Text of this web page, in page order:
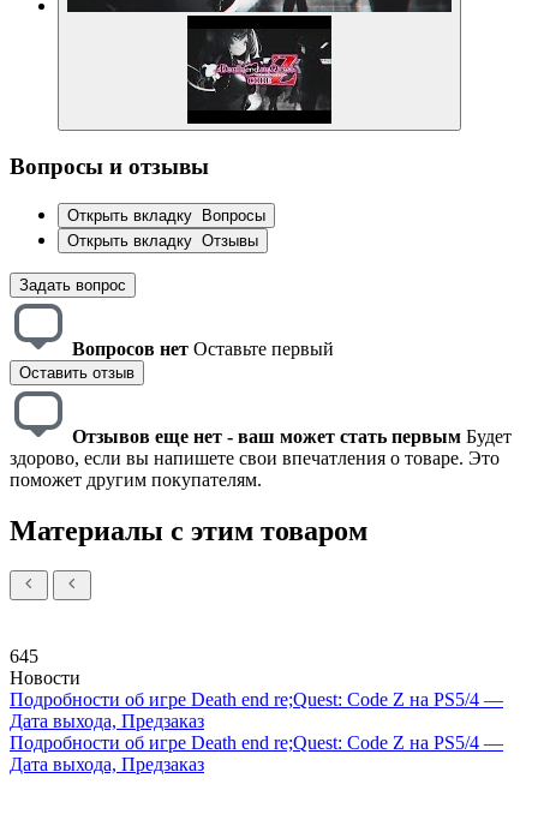
Вопросы и отзывы
Открыть вкладку Вопросы
Открыть вкладку Отзывы
Задать вопрос
Вопросов нет Оставьте первый
Оставить отзыв
Отзывов еще нет - ваш может стать первым Будет
здорово, если вы напишете свои впечатления о товаре. Это
поможет другим покупателям.
Материалы с этим товаром
645
Новости
Подробности об игре Death end re;Quest: Code Z на PS5/4 —
Дата выхода, Предзаказ
Подробности об игре Death end re;Quest: Code Z на PS5/4 —
Дата выхода, Предзаказ